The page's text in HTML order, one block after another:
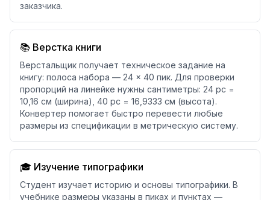
заказчика.
📚 Верстка книги
Верстальщик получает техническое задание на
книгу: полоса набора — 24 × 40 пик. Для проверки
пропорций на линейке нужны сантиметры: 24 pc =
10,16 см (ширина), 40 pc = 16,9333 см (высота).
Конвертер помогает быстро перевести любые
размеры из спецификации в метрическую систему.
🎓 Изучение типографики
Студент изучает историю и основы типографики. В
учебнике размеры указаны в пиках и пунктах —